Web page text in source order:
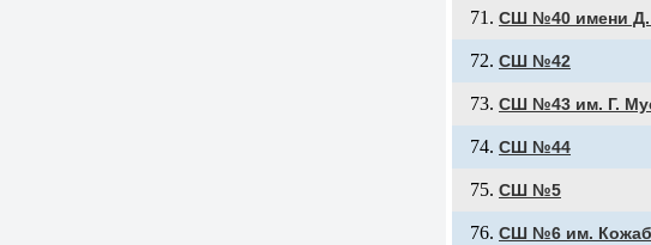
СШ №40 имени
СШ №42
СШ №43 им. Г.
СШ №44
СШ №5
СШ №6 им.